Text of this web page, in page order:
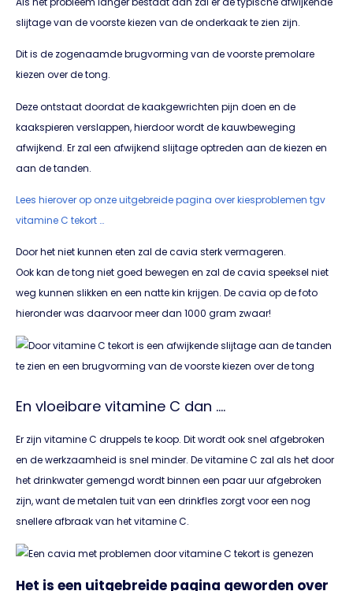
slijtage van de voorste kiezen van de onderkaak te zien zijn.
Dit is de zogenaamde brugvorming van de voorste premolare
kiezen over de tong.
Deze ontstaat doordat de kaakgewrichten pijn doen en de
kaakspieren verslappen, hierdoor wordt de kauwbeweging
afwijkend. Er zal een afwijkend slijtage optreden aan de kiezen en
aan de tanden.
Lees hierover op onze uitgebreide pagina over kiesproblemen tgv
vitamine C tekort …
Door het niet kunnen eten zal de cavia sterk vermageren.
Ook kan de tong niet goed bewegen en zal de cavia speeksel niet
weg kunnen slikken en een natte kin krijgen. De cavia op de foto
hieronder was daarvoor meer dan 1000 gram zwaar!
En vloeibare vitamine C dan ….
Er zijn vitamine C druppels te koop. Dit wordt ook snel afgebroken
en de werkzaamheid is snel minder. De vitamine C zal als het door
het drinkwater gemengd wordt binnen een paar uur afgebroken
zijn, want de metalen tuit van een drinkfles zorgt voor een nog
snellere afbraak van het vitamine C.
Het is een uitgebreide pagina geworden over